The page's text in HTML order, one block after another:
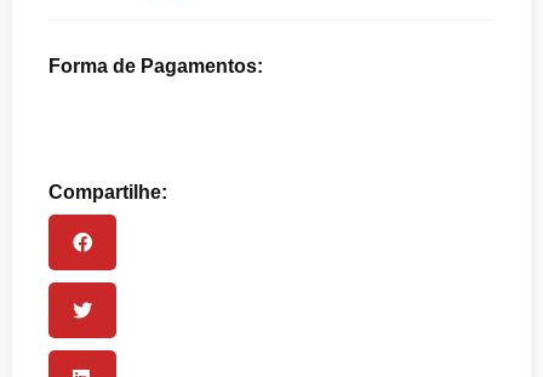
Forma de Pagamentos:
Compartilhe: